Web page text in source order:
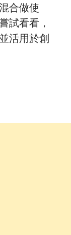
合做使
試看看，
活用於創